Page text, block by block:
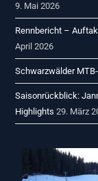
9. Mai 2026
Rennbericht –
April 2026
Schwarzwälder
Saisonrückblick:
Highlights 29. März